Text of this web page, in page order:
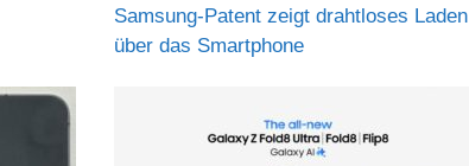
Samsung-Patent zeigt drahtloses Laden
über das Smartphone